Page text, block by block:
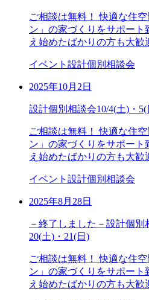
ご相談は無料！ 快適な住
ン」の家づくりをサポー
え始めたばかりの方も大
イベント 設計個別相談会
2025年10月2日
設計個別相談会10/4(土)・
ご相談は無料！ 快適な住
ン」の家づくりをサポー
え始めたばかりの方も大
イベント 設計個別相談会
2025年8月28日
－終了しました－設計個別
20(土)・21(日)
ご相談は無料！ 快適な住
ン」の家づくりをサポー
え始めたばかりの方も大